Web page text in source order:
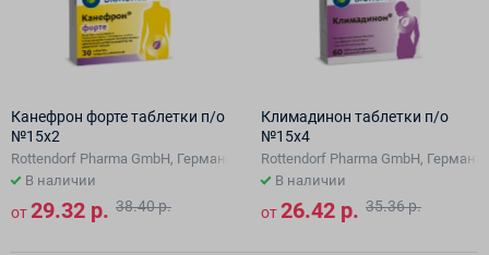
Канефрон форте таблетки п/о
№15х2
Rottendorf Pharma GmbH, Германи/Bionorica SE
В наличии
от29.32 р. 38.40 р.
Климадинон таблетки п/о
№15х4
Rottendorf Pharma GmbH,
В наличии
от26.42 р. 35.36 р.